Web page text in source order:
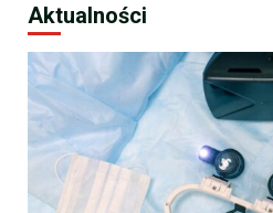
Aktualności